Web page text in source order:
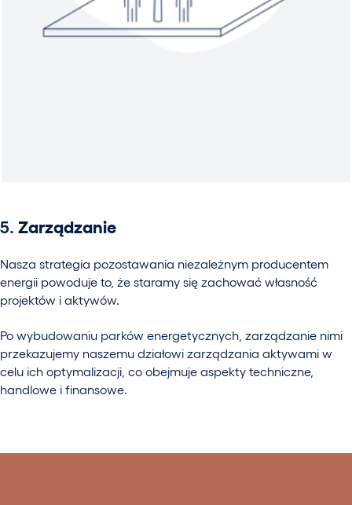
5. Zarządzanie
Nasza strategia pozostawania niezależnym producentem
energii powoduje to, że staramy się zachować własność
projektów i aktywów.
Po wybudowaniu parków energetycznych, zarządzanie nimi
przekazujemy naszemu działowi zarządzania aktywami w
celu ich optymalizacji, co obejmuje aspekty techniczne,
handlowe i finansowe.